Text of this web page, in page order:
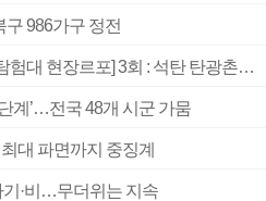
986가구 정전
[2026 부산청소년극지체험탐험대 현장르포] 3회 : 석탄 탄광촌에서 북극 연구의 중심지로
계’…전국 48개 시군 가뭄
대 파면까지 중징계
기·비…무더위는 지속